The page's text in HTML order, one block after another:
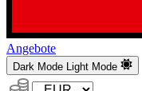
Angebote
Dark Mode Light Mode
Währung: